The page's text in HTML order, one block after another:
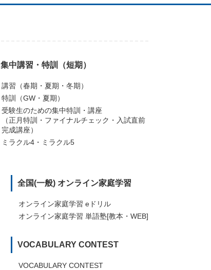
集中講習・特訓（短期）
講習（春期・夏期・冬期）
特訓（GW・夏期）
受験生のための集中特訓・講座
（正月特訓・ファイナルチェック・入試直前
完成講座）
ミラクル4・ミラクル5
全国(一般) オンライン家庭学習
オンライン家庭学習 eドリル
オンライン家庭学習 単語塾[教本・WEB]
VOCABULARY CONTEST
VOCABULARY CONTEST